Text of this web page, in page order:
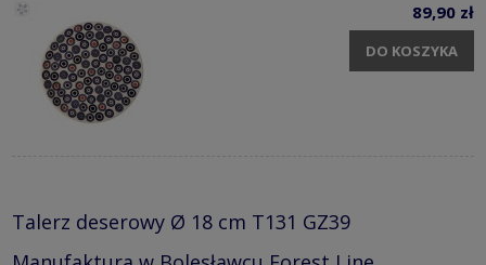
89,90 zł
DO KOSZYKA
Talerz deserowy Ø 18 cm T131 GZ39